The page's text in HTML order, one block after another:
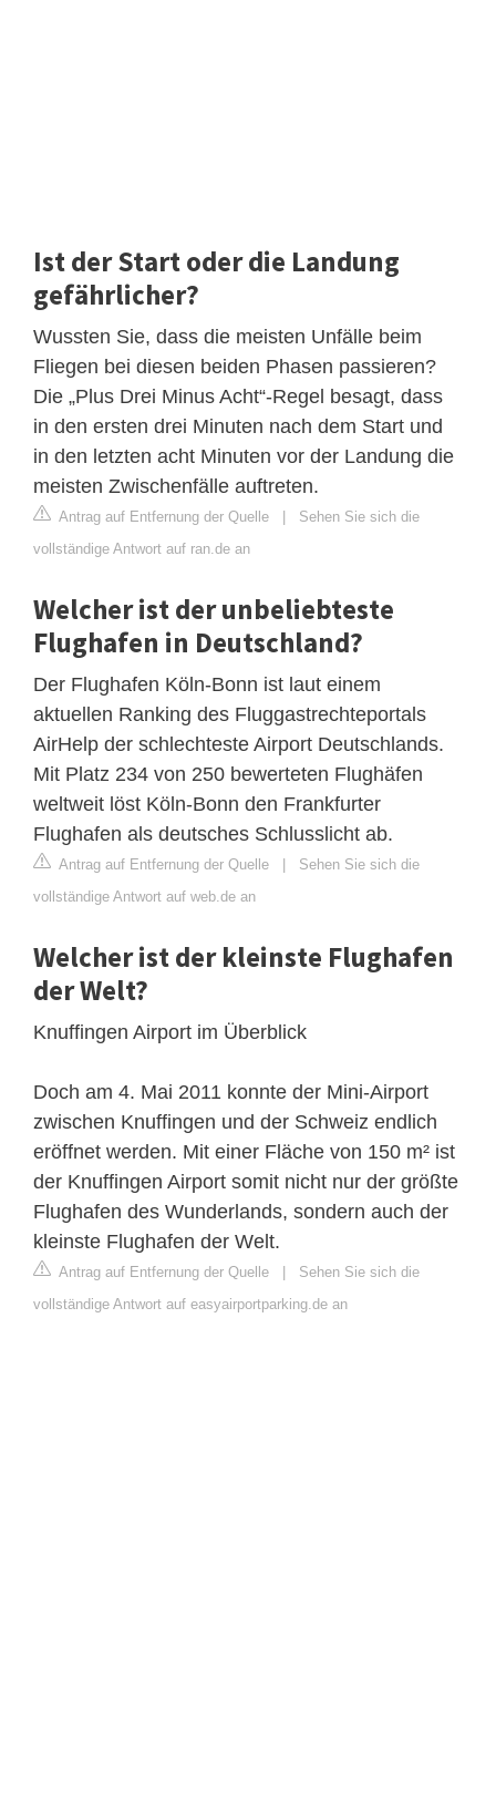
Ist der Start oder die Landung
gefährlicher?
Wussten Sie, dass die meisten Unfälle beim
Fliegen bei diesen beiden Phasen passieren?
Die „Plus Drei Minus Acht“-Regel besagt, dass
in den ersten drei Minuten nach dem Start und
in den letzten acht Minuten vor der Landung die
meisten Zwischenfälle auftreten.
Antrag auf Entfernung der Quelle | Sehen Sie sich die
vollständige Antwort auf ran.de an
Welcher ist der unbeliebteste
Flughafen in Deutschland?
Der Flughafen Köln-Bonn ist laut einem
aktuellen Ranking des Fluggastrechteportals
AirHelp der schlechteste Airport Deutschlands.
Mit Platz 234 von 250 bewerteten Flughäfen
weltweit löst Köln-Bonn den Frankfurter
Flughafen als deutsches Schlusslicht ab.
Antrag auf Entfernung der Quelle | Sehen Sie sich die
vollständige Antwort auf web.de an
Welcher ist der kleinste Flughafen
der Welt?
Knuffingen Airport im Überblick
Doch am 4. Mai 2011 konnte der Mini-Airport
zwischen Knuffingen und der Schweiz endlich
eröffnet werden. Mit einer Fläche von 150 m² ist
der Knuffingen Airport somit nicht nur der größte
Flughafen des Wunderlands, sondern auch der
kleinste Flughafen der Welt.
Antrag auf Entfernung der Quelle | Sehen Sie sich die
vollständige Antwort auf easyairportparking.de an